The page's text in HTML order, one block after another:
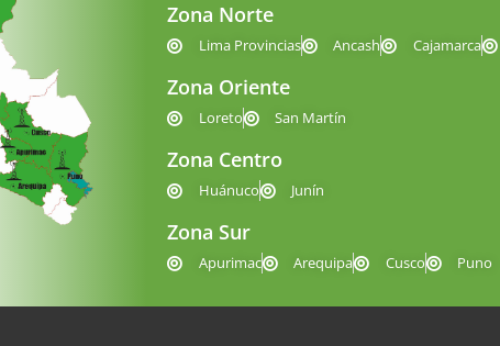
Zona Norte
Lima Provincias Ancash Cajamarca
Zona Oriente
Loreto San Martín
Zona Centro
Huánuco Junín
Zona Sur
Apurimac Arequipa Cusco Puno